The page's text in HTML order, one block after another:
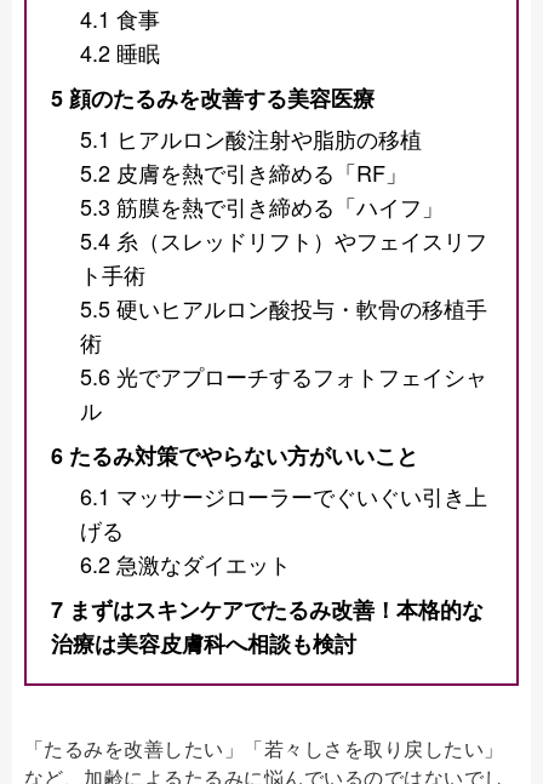
4.1 食事
4.2 睡眠
5 顔のたるみを改善する美容医療
5.1 ヒアルロン酸注射や脂肪の移植
5.2 皮膚を熱で引き締める「RF」
5.3 筋膜を熱で引き締める「ハイフ」
5.4 糸（スレッドリフト）やフェイスリフ
ト手術
5.5硬いヒアルロン酸投与・軟骨の移植手
術
5.6光でアプローチするフォトフェイシャ
ル
6 たるみ対策でやらない方がいいこと
6.1 マッサージローラーでぐいぐい引き上
げる
6.2 急激なダイエット
7 まずはスキンケアでたるみ改善！本格的な
治療は美容皮膚科へ相談も検討
「たるみを改善したい」「若々しさを取り戻したい」
など、加齢によるたるみに悩んでいるのではないでし